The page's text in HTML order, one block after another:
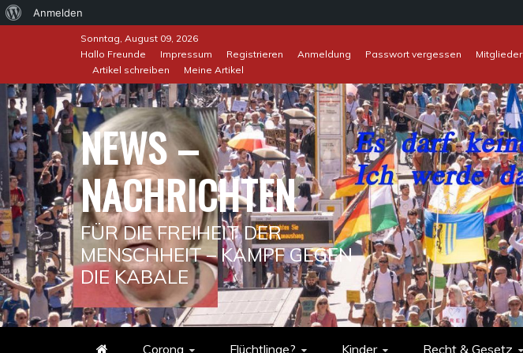
Über
Anmelden
Sonntag, August 09, 2026
Hallo Freunde
Impressum Registrieren Anmeldung Passwort vergessen Mitglieder
Artikel schreiben
Meine Artikel
NEWS –
NACHRICHTEN
FÜR DIE FREIHEIT DER
MENSCHHEIT – KAMPF GEGEN
DIE KABALE
Corona Flüchtlinge? Kinder Recht & Gesetz